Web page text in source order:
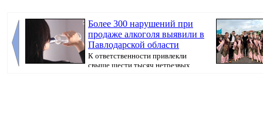
Более 300 нарушений при
продаже алкоголя выявили в
Павлодарской области
К ответственности привлекли
свыше шести тысяч нетрезвых